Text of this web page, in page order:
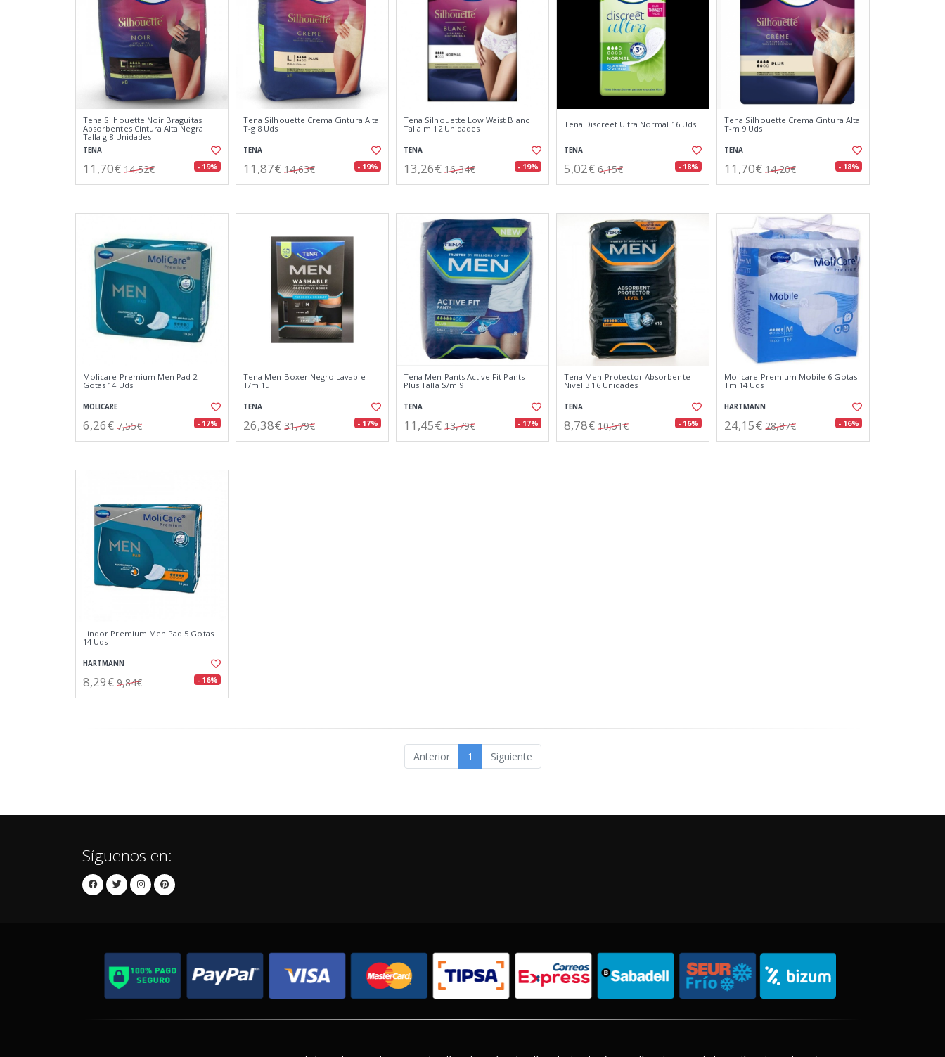
Tena Silhouette Noir Braguitas
Absorbentes Cintura Alta Negra
Talla g 8 Unidades
TENA
11,70€ 14,52€ - 19%
Tena Silhouette Crema Cintura Alta
T-g 8 Uds
TENA
11,87€ 14,63€ - 19%
Tena Silhouette Low Waist Blanc
Talla m 12 Unidades
TENA
13,26€ 16,34€ - 19%
Tena Discreet Ultra Normal 16 Uds
TENA
5,02€ 6,15€ - 18%
Tena Silhouette Crema Cintura Alta
T-m 9 Uds
TENA
11,70€ 14,20€ - 18%
Molicare Premium Men Pad 2
Gotas 14 Uds
MOLICARE
6,26€ 7,55€ - 17%
Tena Men Boxer Negro Lavable
T/m 1u
TENA
26,38€ 31,79€ - 17%
Tena Men Pants Active Fit Pants
Plus Talla S/m 9
TENA
11,45€ 13,79€ - 17%
Tena Men Protector Absorbente
Nivel 3 16 Unidades
TENA
8,78€ 10,51€ - 16%
Molicare Premium Mobile 6 Gotas
Tm 14 Uds
HARTMANN
24,15€ 28,87€ - 16%
Lindor Premium Men Pad 5 Gotas
14 Uds
HARTMANN
8,29€ 9,84€ - 16%
Anterior 1 Siguiente
Síguenos en: